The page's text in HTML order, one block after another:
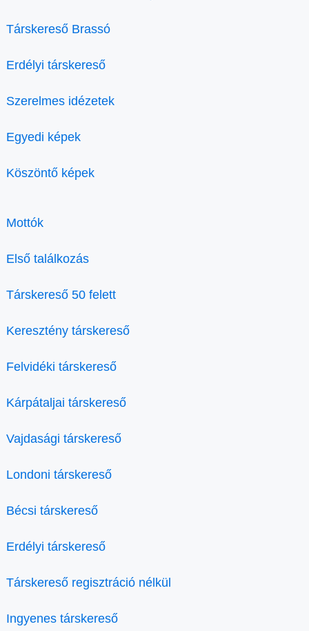
Társkereső Brassó
Erdélyi társkereső
Szerelmes idézetek
Egyedi képek
Köszöntő képek
Mottók
Első találkozás
Társkereső 50 felett
Keresztény társkereső
Felvidéki társkereső
Kárpátaljai társkereső
Vajdasági társkereső
Londoni társkereső
Bécsi társkereső
Erdélyi társkereső
Társkereső regisztráció nélkül
Ingyenes társkereső